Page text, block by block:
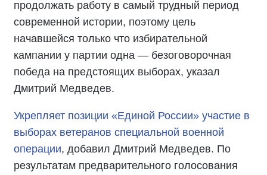
продолжать работу в самый трудный период
современной истории, поэтому цель
начавшейся только что избирательной
кампании у партии одна — безоговорочная
победа на предстоящих выборах, указал
Дмитрий Медведев.
Укрепляет позиции «Единой России» участие в
выборах ветеранов специальной военной
операции, добавил Дмитрий Медведев. По
результатам предварительного голосования